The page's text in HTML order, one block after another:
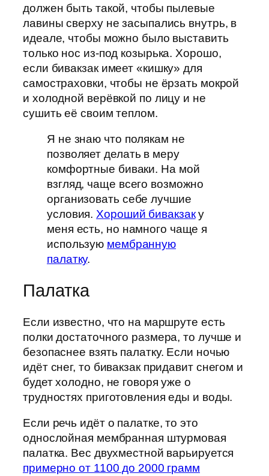
должен быть такой, чтобы пылевые
лавины сверху не засыпались внутрь, в
идеале, чтобы можно было выставить
только нос из-под козырька. Хорошо,
если бивакзак имеет «кишку» для
самостраховки, чтобы не ёрзать мокрой
и холодной верёвкой по лицу и не
сушить её своим теплом.
Я не знаю что полякам не
позволяет делать в меру
комфортные биваки. На мой
взгляд, чаще всего возможно
организовать себе лучшие
условия.Хороший бивакзаку
меня есть, но намного чаще я
использую мембранную
палатку.
Палатка
Если известно, что на маршруте есть
полки достаточного размера, то лучше и
безопаснее взять палатку. Если ночью
идёт снег, то бивакзак придавит снегом и
будет холодно, не говоря уже о
трудностях приготовления еды и воды.
Если речь идёт о палатке, то это
однослойная мембранная штурмовая
палатка. Вес двухместной варьируется
примерно от 1100 до 2000 грамм